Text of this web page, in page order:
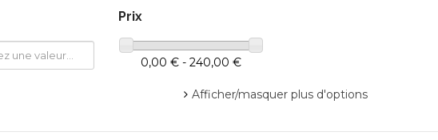
Prix
0,00 € - 240,00 €
Afficher/masquer plus d'options